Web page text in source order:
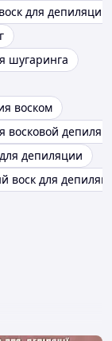
для депиляции
шугаринга
воском
восковой
депиляции
воск для